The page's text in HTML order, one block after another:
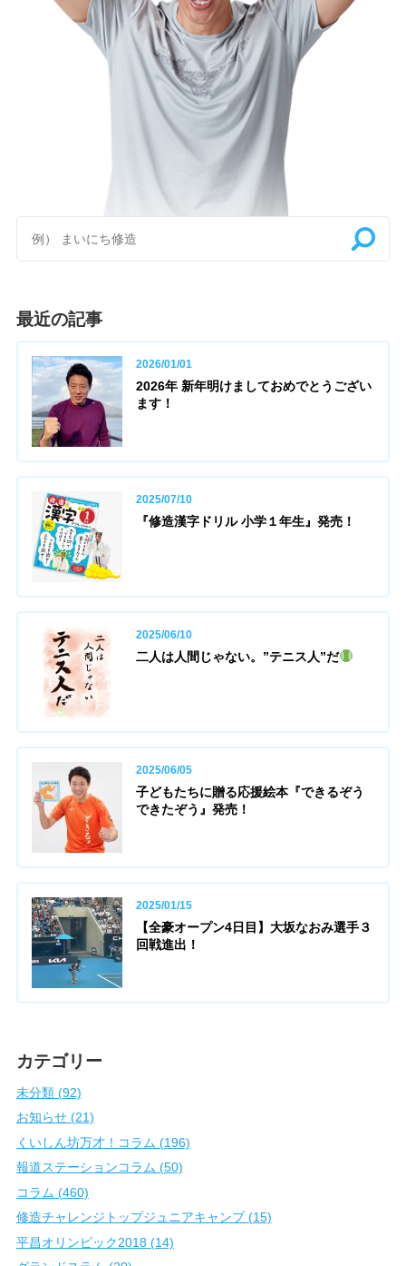
最近の記事
2026/01/01
2026年 新年明けましておめでとうござい
ます！
2025/07/10
『修造漢字ドリル 小学１年生』発売！
2025/06/10
二人は人間じゃない。”テニス人”だ
2025/06/05
子どもたちに贈る応援絵本『できるぞう
できたぞう』発売！
2025/01/15
【全豪オープン4日目】大坂なおみ選手３
回戦進出！
カテゴリー
未分類 (92)
お知らせ (21)
くいしん坊万才！コラム (196)
報道ステーションコラム (50)
コラム (460)
修造チャレンジトップジュニアキャンプ (15)
平昌オリンピック2018 (14)